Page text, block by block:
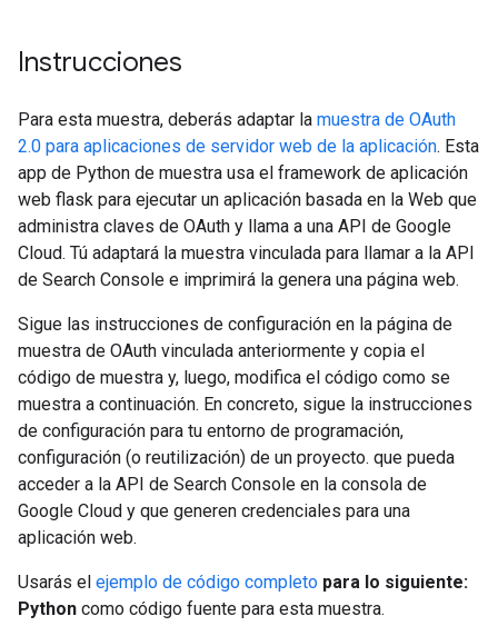
Instrucciones
Para esta muestra, deberás adaptar la muestra de OAuth
2.0 para aplicaciones de servidor web de la aplicación. Esta
app de Python de muestra usa el framework de aplicación
web flask para ejecutar un aplicación basada en la Web que
administra claves de OAuth y llama a una API de Google
Cloud. Tú adaptará la muestra vinculada para llamar a la API
de Search Console e imprimirá la genera una página web.
Sigue las instrucciones de configuración en la página de
muestra de OAuth vinculada anteriormente y copia el
código de muestra y, luego, modifica el código como se
muestra a continuación. En concreto, sigue la instrucciones
de configuración para tu entorno de programación,
configuración (o reutilización) de un proyecto. que pueda
acceder a la API de Search Console en la consola de
Google Cloud y que generen credenciales para una
aplicación web.
Usarás el ejemplo de código completo para lo siguiente:
Python como código fuente para esta muestra.